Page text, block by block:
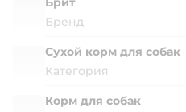
Бренд
Сухой корм для собак
Категория
Корм для собак